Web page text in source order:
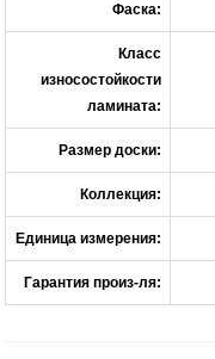
Фаска:
Класс
износостойкости
ламината:
Размер доски:
Коллекция:
Единица измерения:
Гарантия произ-ля: